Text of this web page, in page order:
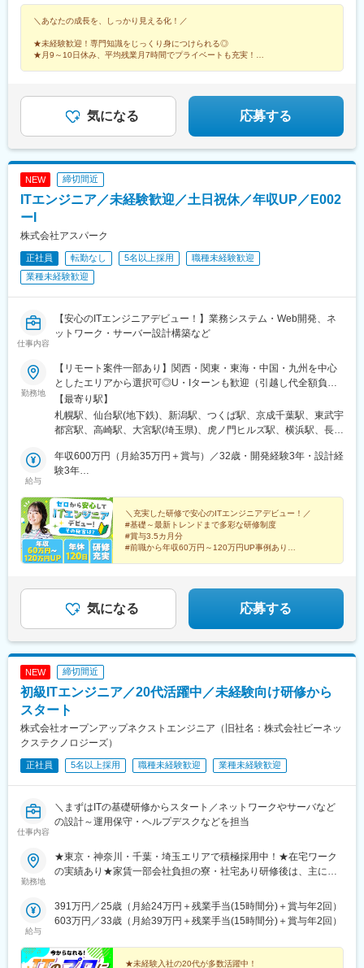
流が盛んです！ （関東エリア）＜募集店舗一覧＞■東北秋田、福
島■関東東京、神奈川、千葉、埼玉、茨城、栃木■中部静岡、愛
四国岡山、島根■九州福岡、宮崎、長崎、佐賀、熊本、大分、鹿児
馬総社駅、佐賀駅、虹ノ松原駅、浦和駅、さいたま新都心駅、大
宮駅(埼玉県)、浦和美園駅、南浦和駅、藤の牛島駅、小手指駅、所
沢駅、志木駅、ふかや花園駅、西川口駅、越谷レイクタウン駅、
北戸田駅、戸田公園駅、新三郷駅、朝霞駅、武蔵藤沢駅、鶴瀬
鹿児島中央駅前駅、羽後本荘駅、亀田駅、伊勢原駅、新綱島駅、
横浜駅、たまプラーザ駅、ゆめが丘駅、京急鶴見駅、鴨居駅、海
老名駅(相鉄・小田急)、大船駅、平塚駅、汐入駅、みなとみらい
駅、自動車学校前駅、野町駅、野々市駅(ＩＲいしかわ鉄道線)、宇
野気駅、森本駅、良川駅、小松駅、千葉ニュータウン中央駅、南
酒々井駅、新津田沼駅、成田駅、京成千葉駅、稲毛海岸駅、幕張
駅、新浦安駅、地区センター駅、ちはら台駅、木更津駅、宇野辺
駅、りんくうタウン駅、なんば駅(南海線)、長原駅(大阪府)、高槻
駅、忍ケ丘駅、大日駅、河内天美駅、大阪難波駅、近鉄日本橋
駅、大阪梅田駅(阪急線)、大阪駅、近鉄八尾駅、和泉中央駅、滝尾
駅、大分駅、長崎駅(長崎県)、大塔駅、大村駅(長崎県)、出雲市
駅、明治神宮前駅、渋谷駅、飯田橋駅、有楽町駅、京成上野駅、
大森海岸駅、銀座一丁目駅、市場前駅、玉川上水駅、武蔵小山
砂町駅、東京テレポート駅、新橋駅、新宿三丁目駅、新宿駅(東京
メトロ)、秋葉原駅、大手町駅(東京都)、秋津駅、高幡不動駅、豊
田駅、吉祥寺駅、後楽園駅、池袋駅、錦糸町駅、立川北駅、北千
住駅、佐野市駅、氏家駅、宇都宮大学陽東キャンパス駅、江曽島
駅、石動駅、西鉄久留米駅、大保駅、天拝山駅、東中間駅、唐人
町駅、西鉄福岡駅、竹下駅、福間駅、折尾駅、スペースワールド
駅、大牟田駅、大橋駅(福岡県)、博多駅、戸畑駅、小倉駅(福岡
県)、郡山駅(福島県)、伊達駅、別府駅(兵庫県)、西神中央駅、神戸
三宮駅(阪神)、甲子園駅、仁川駅、学園都市駅、ハーバーランド
古島駅、おもろまち駅、木曽川駅、栄生駅、栄町駅(愛知県)、名古
屋駅、東海通駅、西高蔵駅、大須観音駅、岡山駅前駅、京都駅、
水道町駅、熊本駅前駅、東飯能駅、南四日市駅、鹿児島中央駅、
綱島駅、新高島駅、下飯田駅、馬車道駅、海老名駅(相模線)、横須
賀駅、茅ケ崎駅、溝の口駅、川崎駅、石上駅、新静岡駅、新浜松
(地下鉄)、高槻市駅、日本橋駅(大阪府)、梅田駅(地下鉄)、西梅田
駅、長崎駅前駅、虎ノ門駅、原宿駅、神泉駅、牛込神楽坂駅、銀
座駅、上野駅、大森駅(東京都)、桜街道駅、西小山駅、赤羽岩淵
駅、九品仏駅、高松駅(東京都)、台場駅、汐留駅、新宿御苑前駅、
新宿西口駅、岩本町駅、東京駅、新秋津駅、程久保駅、春日駅(東
京都)、住吉駅(東京都)、立川駅、陽東３丁目駅、朝倉街道駅、通
谷駅、天神駅、祇園駅(福岡県)、平和通駅、三宮・花時計前駅、久
寿川駅、神戸駅(兵庫県)、赤嶺駅、名鉄名古屋駅、矢場町駅、西川
緑道公園駅、九条駅(京都府)、熊本城・市役所前駅、二本木口駅、
追分駅(三重県)、都通駅、高島町駅、高津駅(神奈川県)、日吉町
駅、第一通り駅、京成津田沼駅、栄町駅(千葉県)、東海神駅、井野
駅(千葉県)、大阪梅田駅(阪神線)、五島町駅、神谷町駅、表参道
駅、上野御徒町駅、奥沢駅、泉体育館駅、東京国際クルーズター
ミナル駅、内幸町駅、西武新宿駅、淡路町駅、二重橋前駅、水道
橋駅、立川南駅、天神南駅、旦過駅、三宮駅(神戸新交通)、西元町
駅
社歴5年
＼あなたの成長を、しっかり見える化！／
★未経験歓迎！専門知識をじっくり身につけられる◎
★月9～10日休み、平均残業月7時間でプライベートも充実！
気になる 応募する
NEW 締切間近
ITエンジニア／未経験歓迎／土日祝休／年収UP／E002
ーI
株式会社アスパーク
正社員 転勤なし 5名以上採用
職種未経験歓迎
業種未経験歓迎
仕事内容
【安心のITエンジニアデビュー！】業務システム・Web開発、ネ
ットワーク・サーバー設計構築など
勤務地
【リモート案件一部あり】関西・関東・東海・中国・九州を中心
としたエリアから選択可◎U・Iターンも歓迎（引越し代全額負担
など制度も完備！）◎プロジェクトにより、一部完全在宅／フル
リモート業務もあります。■関西エリア（大阪、京都、兵庫、奈
良、和歌山、滋賀）■関東エリア（東京、神奈川、千葉、埼玉、栃
エリア（広島、岡山、松山など）■九州エリア（福岡、熊本など）
のプロジェクト先◎転居を伴う転勤は、基本的には本人が希望す
【最寄り駅】
札幌駅、仙台駅(地下鉄)、新潟駅、つくば駅、京成千葉駅、東武宇
都宮駅、高崎駅、大宮駅(埼玉県)、虎ノ門ヒルズ駅、横浜駅、長野
線)、インテック本社前駅、烏丸駅、三宮駅(神戸新交通)、山陽姫
路駅、岡山駅、八丁堀駅(広島県)、高松駅(香川県)、天神駅、花畑
尾駅、水島駅、通津駅、福山駅、岩国駅、可部駅、横川駅(広島
県)、東広島駅、山西駅、本町六丁目駅、金川駅、東野駅(京都
府)、東山・おかでんミュージアム駅、衣山駅、山麓駅(皿倉山)、
堺筋本町駅、鷹野橋駅、堺駅、比治山下駅、広域公園前駅、横川
一丁目駅、錦糸町駅、検見川浜駅、本町駅、津守駅、中野東駅、
六本木駅、伊予大洲駅、福駅、芦原橋駅、桃山駅、野田阪神駅、
東比恵駅、渡辺橋駅、淀屋橋駅、鶴崎駅、西小倉駅、二島駅、今
池駅(福岡県)、上鳥羽口駅、竹下駅、小森江駅、甘木駅(西鉄線)、
県)、丸の内駅(愛知県)、戸部駅、鶴見小野駅、三ツ沢下町駅、山
手駅、井土ケ谷駅、上永谷駅、和田町駅、鶴ケ峰駅、戸塚駅、赤
羽駅、峰駅、陸前落合駅、センター南駅、北四番丁駅、稲永駅、
岡本駅(栃木県)、笠寺駅、村井駅、茅野駅、本山駅(愛知県)、さが
み野駅、小俣駅(栃木県)、新前橋駅、群馬藤岡駅、本庄駅、垂井
駅、徳山駅、周防下郷駅、道ノ尾駅、大波止駅、喜々津駅、国母
駅、松江駅、伊賀屋駅、弥生が丘駅、宮崎駅、南鹿児島駅、さっ
ぽろ駅、青葉通一番町駅、千葉駅、虎ノ門駅、神奈川駅、市役所
神戸三宮駅(阪神)、姫路駅、岡山駅前駅、胡町駅、高松築港駅、天
神南駅、辛島町駅、南公園駅、湊川駅、小路駅、常盤駅(岡山県)、
(地下鉄)、六本木一丁目駅、ＪＲ難波駅、観月橋駅、海老江駅、中
之島駅、なにわ橋駅、甘木駅(甘木鉄道線)、住之江公園駅、上前津
駅、北１２条駅、あおば通駅、新千葉駅、神谷町駅、新高島駅、
日吉町駅、新浜松駅、名鉄名古屋駅、梅田駅(地下鉄)、富山駅、京
駅、西辛島町駅、市民広場駅、三滝駅、舟入本町駅、花田口駅、
給与
年収600万円（月給35万円＋賞与）／32歳・開発経験3年・設計経
験3年
PM経験10年
＼充実した研修で安心のITエンジニアデビュー！／
#基礎～最新トレンドまで多彩な研修制度
#賞与3.5カ月分
#前職から年収60万円～120万円UP事例あり
気になる 応募する
NEW 締切間近
初級ITエンジニア／20代活躍中／未経験向け研修から
スタート
株式会社オープンアップネクストエンジニア（旧社名：株式会社ビーネッ
クステクノロジーズ）
正社員 5名以上採用 職種未経験歓迎 業種未経験歓迎
仕事内容
＼まずはITの基礎研修からスタート／ネットワークやサーバなど
の設計～運用保守・ヘルプデスクなどを担当
勤務地
★東京・神奈川・千葉・埼玉エリアで積極採用中！★在宅ワーク
の実績あり★家賃一部会社負担の寮・社宅あり研修後は、主に東
す。【主なプロジェクト先エリア】▼東京都港区、品川区、江東
区、千代田区、新宿区▼神奈川県横浜市中区、横浜市西区、川崎
市川崎区、川崎市幸区、川崎市中原区▼千葉県千葉市、船橋市▼
軽にご相談ください。茨城、栃木、群馬、山梨、長野、愛知、静
給与
391万円／25歳（月給24万円＋残業手当(15時間分)＋賞与年2回）
603万円／33歳（月給39万円＋残業手当(15時間分)＋賞与年2回）
★未経験入社の20代が多数活躍中！